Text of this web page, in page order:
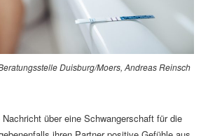
Duisburg/Moers, Andreas Reinsch
über eine Schwangerschaft für die